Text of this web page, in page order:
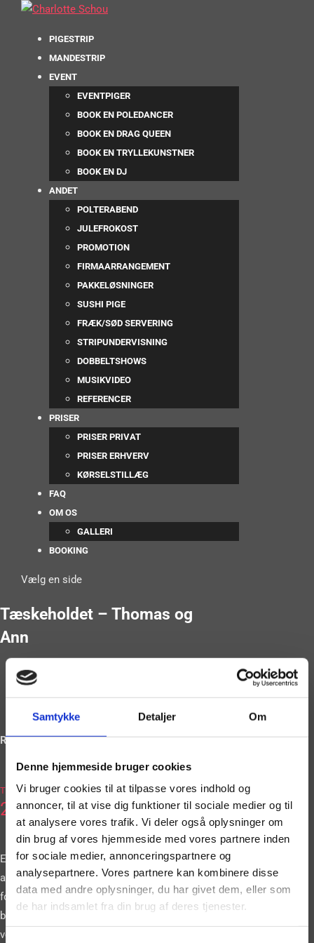
Samtykke Detaljer Om
Denne hjemmeside bruger cookies
Vi bruger cookies til at tilpasse vores indhold og
annoncer, til at vise dig funktioner til sociale medier og til
at analysere vores trafik. Vi deler også oplysninger om
din brug af vores hjemmeside med vores partnere inden
for sociale medier, annonceringspartnere og
analysepartnere. Vores partnere kan kombinere disse
data med andre oplysninger, du har givet dem, eller som
de har indsamlet fra din brug af deres tjenester.
PIGESTRIP
MANDESTRIP
EVENT
EVENTPIGER
BOOK EN POLEDANCER
BOOK EN DRAG QUEEN
BOOK EN TRYLLEKUNSTNER
BOOK EN DJ
ANDET
POLTERABEND
JULEFROKOST
PROMOTION
FIRMAARRANGEMENT
PAKKELØSNINGER
SUSHI PIGE
FRÆK/SØD SERVERING
STRIPUNDERVISNING
DOBBELTSHOWS
MUSIKVIDEO
REFERENCER
PRISER
PRISER PRIVAT
PRISER ERHVERV
KØRSELSTILLÆG
FAQ
OM OS
GALLERI
BOOKING
Vælg en side
Tæskeholdet – Thomas og
Ann
Ring og book på
Tlf.
2036
2663
Eller book vores
artister gennem vores
formular. Vi
bestræber os på at
vende tilbage til dig